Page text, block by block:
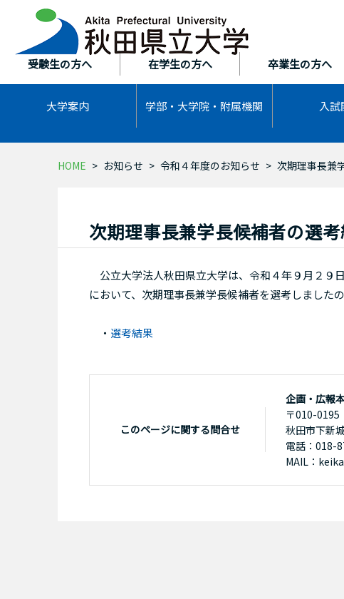
受験生の方へ 在学生の方へ 卒業生の方へ
大学案内 学部・大学院・ 附属機関 入試
HOME お知らせ 令和４年度のお知らせ 次期理事長兼
次期理事長兼学長候補者の選
公立大学法人秋田県立大学は、令和４年９月２９
において、次期理事長兼学長候補者を選考しました
・ 選考結果
このページに関する問合せ
企画・広報
〒010-0195
秋田市下新
電話：018-
MAIL：